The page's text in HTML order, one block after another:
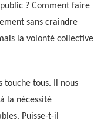
? Comment faire
sans craindre
la volonté collective
touche tous. Il nous
la nécessité
Puisse-t-il